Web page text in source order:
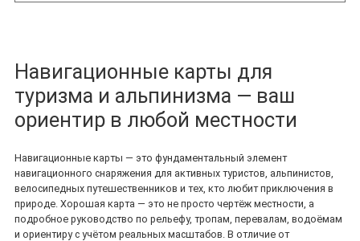
Навигационные карты для
туризма и альпинизма — ваш
ориентир в любой местности
Навигационные карты — это фундаментальный элемент
навигационного снаряжения для активных туристов, альпинистов,
велосипедных путешественников и тех, кто любит приключения в
природе. Хорошая карта — это не просто чертёж местности, а
подробное руководство по рельефу, тропам, перевалам, водоёмам
и ориентиру с учётом реальных масштабов. В отличие от